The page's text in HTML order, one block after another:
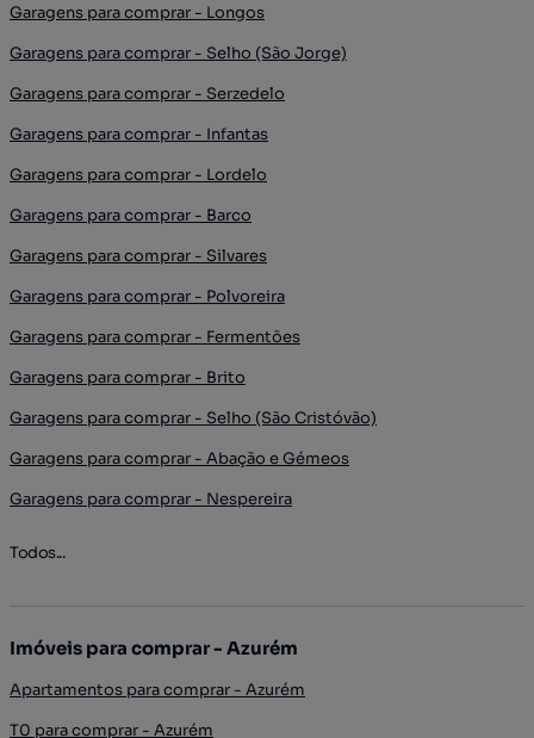
Garagens para comprar - Longos
Garagens para comprar - Selho (São Jorge)
Garagens para comprar - Serzedelo
Garagens para comprar - Infantas
Garagens para comprar - Lordelo
Garagens para comprar - Barco
Garagens para comprar - Silvares
Garagens para comprar - Polvoreira
Garagens para comprar - Fermentões
Garagens para comprar - Brito
Garagens para comprar - Selho (São Cristóvão)
Garagens para comprar - Abação e Gémeos
Garagens para comprar - Nespereira
Todos...
Imóveis para comprar - Azurém
Apartamentos para comprar - Azurém
T0 para comprar - Azurém